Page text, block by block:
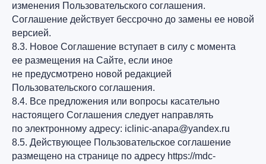
изменения Пользовательского соглашения.
Соглашение действует бессрочно до замены ее новой
версией.
8.3. Новое Соглашение вступает в силу с момента
ее размещения на Сайте, если иное
не предусмотрено новой редакцией
Пользовательского соглашения.
8.4. Все предложения или вопросы касательно
настоящего Соглашения следует направлять
по электронному адресу: iclinic-anapa@yandex.ru
8.5. Действующее Пользовательское соглашение
размещено на странице по адресу https://mdc-